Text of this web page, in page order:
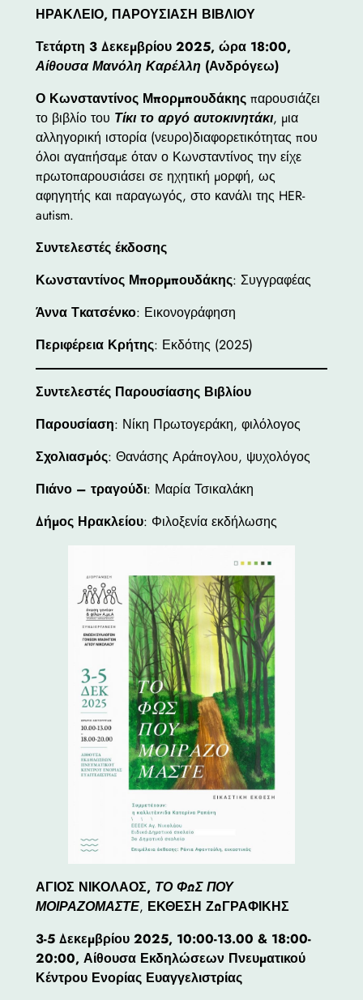
ΗΡΑΚΛΕΙΟ, ΠΑΡΟΥΣΙΑΣΗ ΒΙΒΛΙΟΥ
Τετάρτη 3 Δεκεμβρίου 2025, ώρα 18:00,
Αίθουσα Μανόλη Καρέλλη (Ανδρόγεω)
Ο Κωνσταντίνος Μπορμπουδάκηςπαρουσιάζει
το βιβλίο του Τίκι το αργό αυτοκινητάκι, μια
αλληγορική ιστορία (νευρο)διαφορετικότητας που
όλοι αγαπήσαμε όταν ο Κωνσταντίνος την είχε
πρωτοπαρουσιάσει σε ηχητική μορφή, ως
αφηγητής και παραγωγός, στο κανάλι της HER-
autism.
Συντελεστές έκδοσης
Κωνσταντίνος Μπορμπουδάκης: Συγγραφέας
Άννα Τκατσένκο: Εικονογράφηση
Περιφέρεια Κρήτης: Εκδότης (2025)
Συντελεστές Παρουσίασης Βιβλίου
Παρουσίαση: Νίκη Πρωτογεράκη, φιλόλογος
Σχολιασμός: Θανάσης Αράπογλου, ψυχολόγος
Πιάνο – τραγούδι: Μαρία Τσικαλάκη
Δήμος Ηρακλείου: Φιλοξενία εκδήλωσης
ΑΓΙΟΣ ΝΙΚΟΛΑΟΣ, ΤΟ ΦΩΣ ΠΟΥ
ΜΟΙΡΑΖΟΜΑΣΤΕ, ΕΚΘΕΣΗ ΖΩΓΡΑΦΙΚΗΣ
3-5 Δεκεμβρίου 2025, 10:00-13.00 & 18:00-
20:00, Αίθουσα Εκδηλώσεων Πνευματικού
Κέντρου Ενορίας Ευαγγελιστρίας